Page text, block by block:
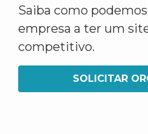
Saiba como
empresa a ter um
competitivo.
SOLICITAR